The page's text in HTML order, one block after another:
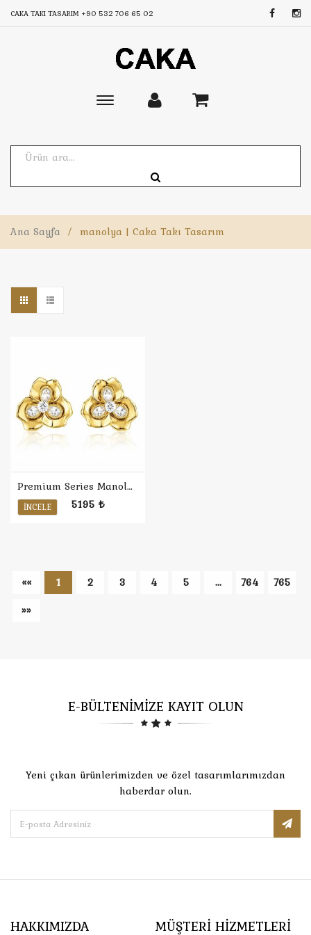
CAKA TAKI TASARIM +90 532 706 65 02
Toggle
Ana Sayfa / manolya | Caka Takı Tasarım
Premium Series Manolya Küpe
İNCELE 5195 ₺
«« 1 2 3 4 5 ... 764
765
»»
E-BÜLTENİMİZE KAYIT OLUN
Yeni çıkan ürünlerimizden ve özel tasarımlarımızdan
haberdar olun.
HAKKIMIZDA MÜŞTERI HIZMETLERI